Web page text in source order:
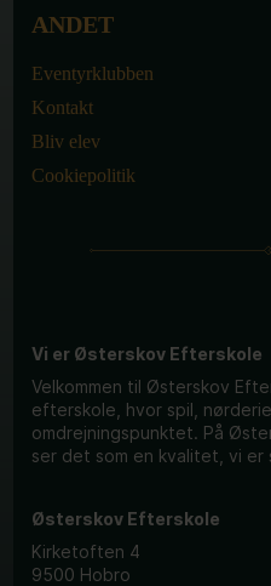
ANDET
Eventyrklubben
Kontakt
Bliv elev
Cookiepolitik
Vi er Østerskov Efterskole
Velkommen til Østerskov
efterskole, hvor spil,
omdrejningspunktet. På
ser det som en kvalitet, vi er
Østerskov Efterskole
Kirketoften 4
9500 Hobro